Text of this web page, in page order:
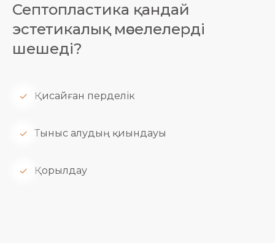
Септопластика қандай
эстетикалық мәселелерді
шешеді?
Қисайған перделік
Тыныс алудың қиындауы
Қорылдау